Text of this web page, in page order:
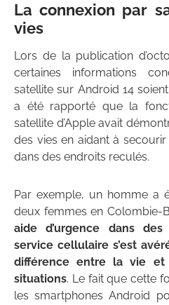
La connexion par
vies
Lors de la publication
certaines informations
satellite sur Android 14
a été rapporté que la
satellite d’Apple avait
des vies en aidant à
dans des endroits reculés.
Par exemple, un homme a
deux femmes en Colombie-
aide d’urgence dans
service cellulaire s’est
différence entre la vie et
situations. Le fait que cette
les smartphones Android